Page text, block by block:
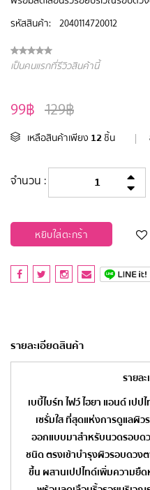
รหัสสินค้า:
2040114720012
เป็นคนแรกที่รีวิวสินค้านี้
129฿
99฿
เหลือสินค้าเพียง 12 ชิ้น |
จำนวน :
หยิบใส่ตะกร้า
รายละเอียดสินค้า
รายล
เบบี้ไบร์ท ไฟว์ ไฮยา แอนด์ เปป
เซรั่มใส ที่สุดแห่งการดูแลผิ
ออกแบบมาสำหรับนวดรอบด
ชนิด ตรงเข้าบำรุงผิวรอบดวง
ขึ้น ผสานเปปไทด์เพิ่มความยื